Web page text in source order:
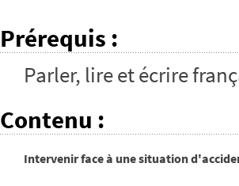
Prérequis :
Parler, lire et écrire
Contenu :
Intervenir face à une situation